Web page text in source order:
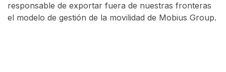
responsable de exportar fuera de nuestras fronteras
el modelo de gestión de la movilidad de Mobius Group.